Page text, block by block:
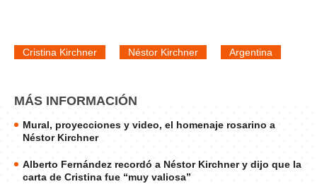
Cristina Kirchner Néstor Kirchner Argentina
MÁS INFORMACIÓN
Mural, proyecciones y video, el homenaje rosarino a
Néstor Kirchner
Alberto Fernández recordó a Néstor Kirchner y dijo que la
carta de Cristina fue “muy valiosa”